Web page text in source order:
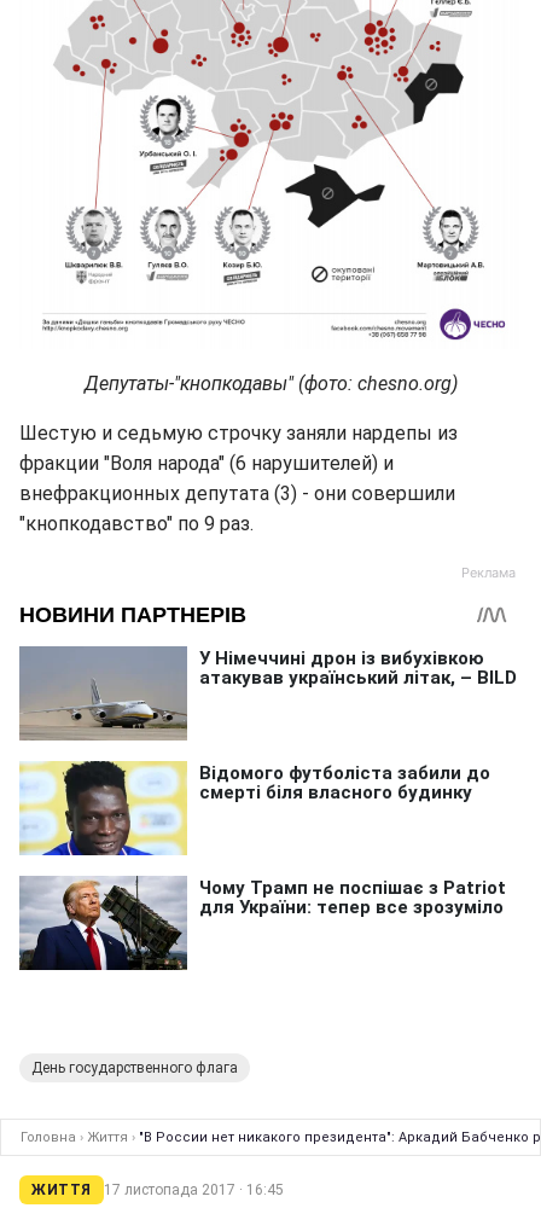
Депутаты-"кнопкодавы" (фото: chesno.org)
Шестую и седьмую строчку заняли нардепы из
фракции "Воля народа" (6 нарушителей) и
внефракционных депутата (3) - они совершили
"кнопкодавство" по 9 раз.
День государственного флага
Головна › Життя › "В России нет никакого президента": Аркадий Бабченко
ЖИТТЯ 17 листопада 2017 · 16:45